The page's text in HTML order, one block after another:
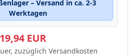
– Versand in ca. 2-3
Werktagen
19,94 EUR
zuzüglich Versandkosten